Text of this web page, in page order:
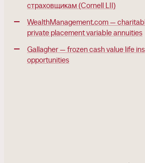
страховщикам (Cornell LII)
WealthManagement.com —
private placement variable annuities
Gallagher — frozen cash value life
opportunities